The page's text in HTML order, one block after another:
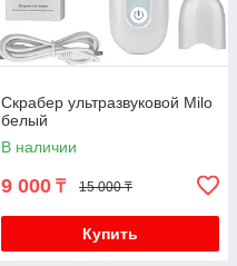
Скрабер ультразвуковой Milo
белый
В наличии
9 000 ₸ 15 000 ₸
Купить